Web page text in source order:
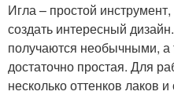
Игла – простой
создать интересный
получаются необычными, а
достаточно простая. Для
несколько оттенков лаков